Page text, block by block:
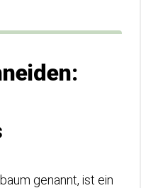
genannt, ist ein